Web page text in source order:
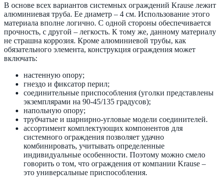
В основе всех вариантов системных ограждений Krause лежит
алюминиевая труба. Ее диаметр – 4 см. Использование этого
материала вполне логично. С одной стороны обеспечивается
прочность, с другой – легкость. К тому же, данному материалу
не страшна коррозия. Кроме алюминиевой трубы, как
обязательного элемента, конструкция ограждения может
включать:
настенную опору;
гнездо и фиксатор перил;
соединительные приспособления (уголки представлены
экземплярами на 90-45/135 градусов);
напольную опору;
трубчатые и шарнирно-угловые модели соединителей.
ассортимент комплектующих компонентов для
системного ограждения позволяет удачно
комбинировать, учитывать определенные
индивидуальные особенности. Поэтому можно смело
говорить о том, что ограждения от компании Krause –
это универсальные приспособления.